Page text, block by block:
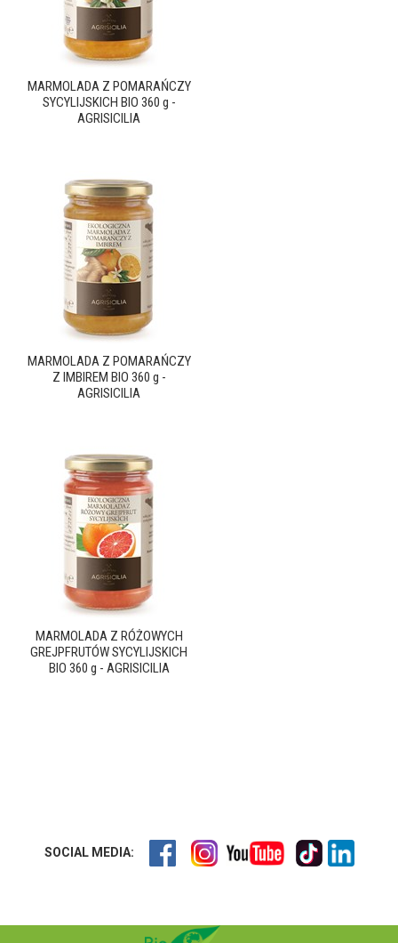
MARMOLADA Z POMARAŃCZY
SYCYLIJSKICH BIO 360 g -
AGRISICILIA
MARMOLADA Z POMARAŃCZY
Z IMBIREM BIO 360 g -
AGRISICILIA
MARMOLADA Z RÓŻOWYCH
GREJPFRUTÓW SYCYLIJSKICH
BIO 360 g - AGRISICILIA
SOCIAL MEDIA: